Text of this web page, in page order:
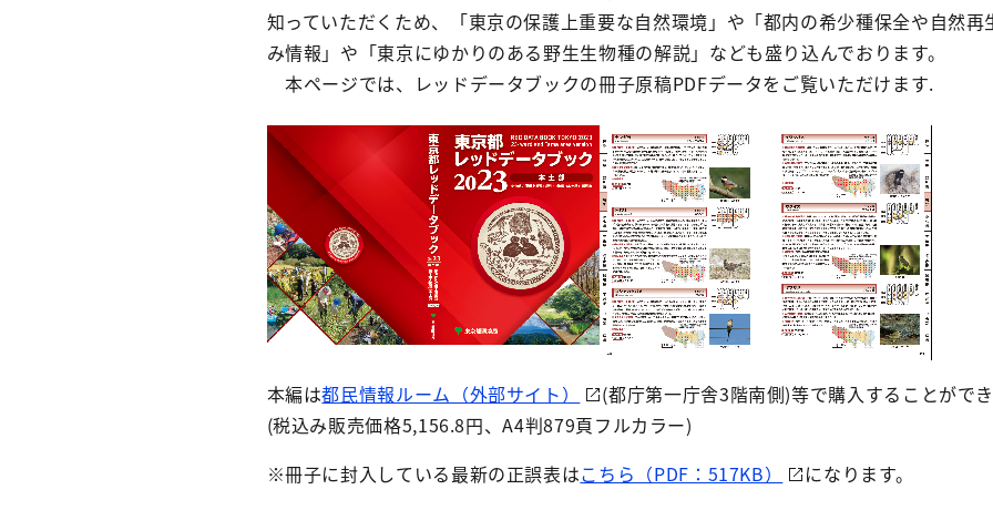
知っていただくため、「東京の保護上重要な自然環境」や「都内の希少種保全や自然再
み情報」や「東京にゆかりのある野生生物種の解説」なども盛り込んでおります。
本ページでは、レッドデータブックの冊子原稿PDFデータをご覧いただけます.
本編は都民情報ルーム（外部サイト）
(都庁第一庁舎3階南側)等で購入することができ
(税込み販売価格5,156.8円、A4判879頁フルカラー)
※冊子に封入している最新の正誤表はこちら（PDF：517KB） になります。